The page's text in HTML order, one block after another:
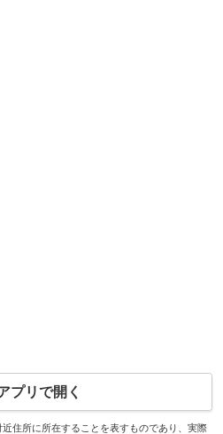
プリで開く
住所に所在することを表すものであり、実際